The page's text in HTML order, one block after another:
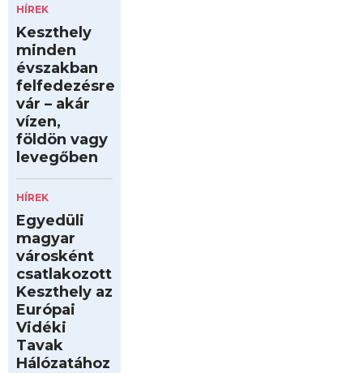
HÍREK
Keszthely
minden
évszakban
felfedezésre
vár – akár
vízen,
földön vagy
levegőben
HÍREK
Egyedüli
magyar
városként
csatlakozott
Keszthely az
Európai
Vidéki
Tavak
Hálózatához